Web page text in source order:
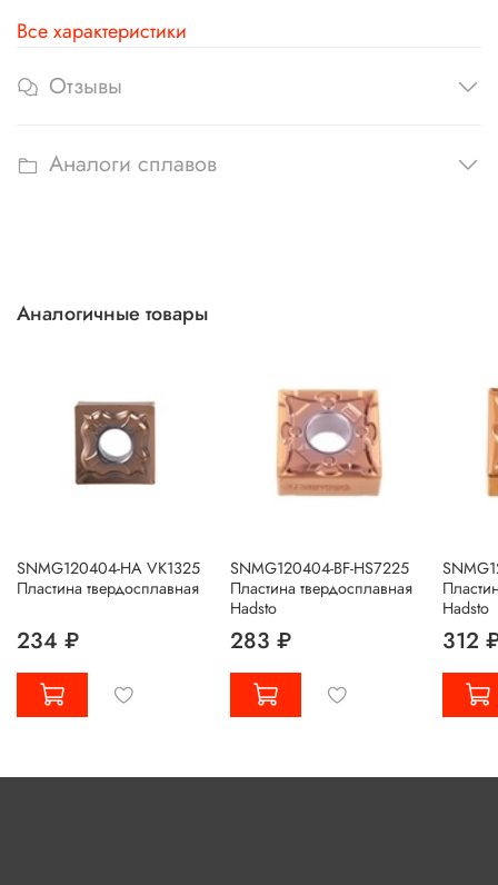
Все характеристики
Отзывы
Аналоги сплавов
Аналогичные товары
SNMG120404-HA VK1325
Пластина твердосплавная
234 ₽
SNMG120404-BF-HS7225
Пластина твердосплавная
Hadsto
283 ₽
Hadsto
312